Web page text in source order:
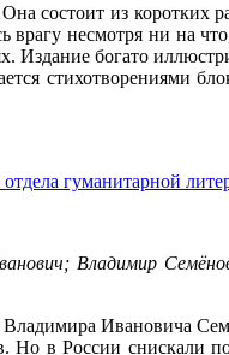
состоит из коротких
несмотря ни на
Издание богато
стихотворениями
Владимир
Ивановича
в России снискали